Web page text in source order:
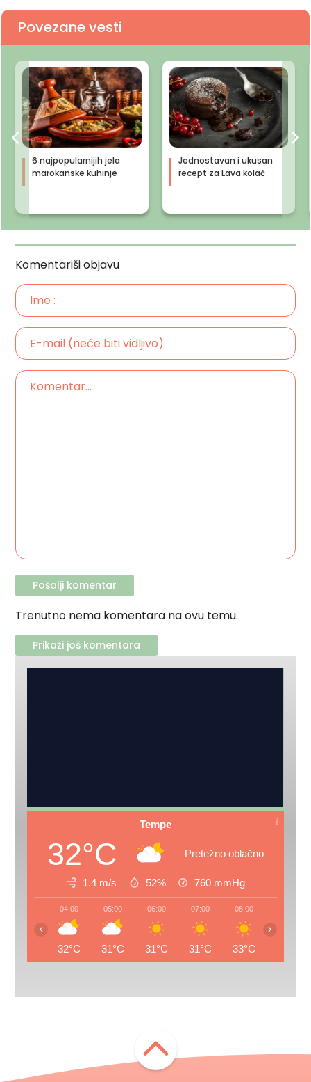
Povezane vesti
6 najpopularnijih jela
marokanske kuhinje
Jednostavan i ukusan
recept za Lava kolač
Komentariši objavu
Trenutno nema komentara na ovu temu.
Prikaži još komentara
Tempe
32°C Pretežno oblačno
1.4 m/s 52% 760 mmHg
04:00
32°C
05:00
31°C
06:00
31°C
07:00
31°C
08:00
33°C
‹ ›